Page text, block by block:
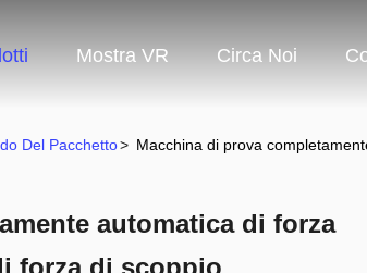
Mostra VR Circa Noi
Del Pacchetto> Macchina di prova
automatica di forza
forza di scoppio